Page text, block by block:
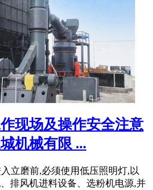
现场及操作安全注意
机械有限 ...
立磨前,必须使用低压照明灯,以
排风机进料设备、选粉机电源,并